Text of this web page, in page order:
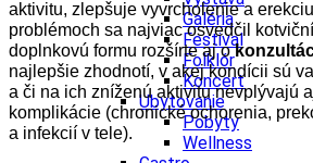
Galéria
Festival
Folklór
Koncert
Ubytovanie
Pobyty
Wellness
aktivitu, zlepšuje vyvrcholenie a
problémoch sa najviac osvedčil
doplnkovú formu rozšírte aj o
najlepšie zhodnotí, v akej kondícii sú
a či na ich zníženú aktivitu nevplývajú
komplikácie (chronické ochorenia,
a infekcií v tele).